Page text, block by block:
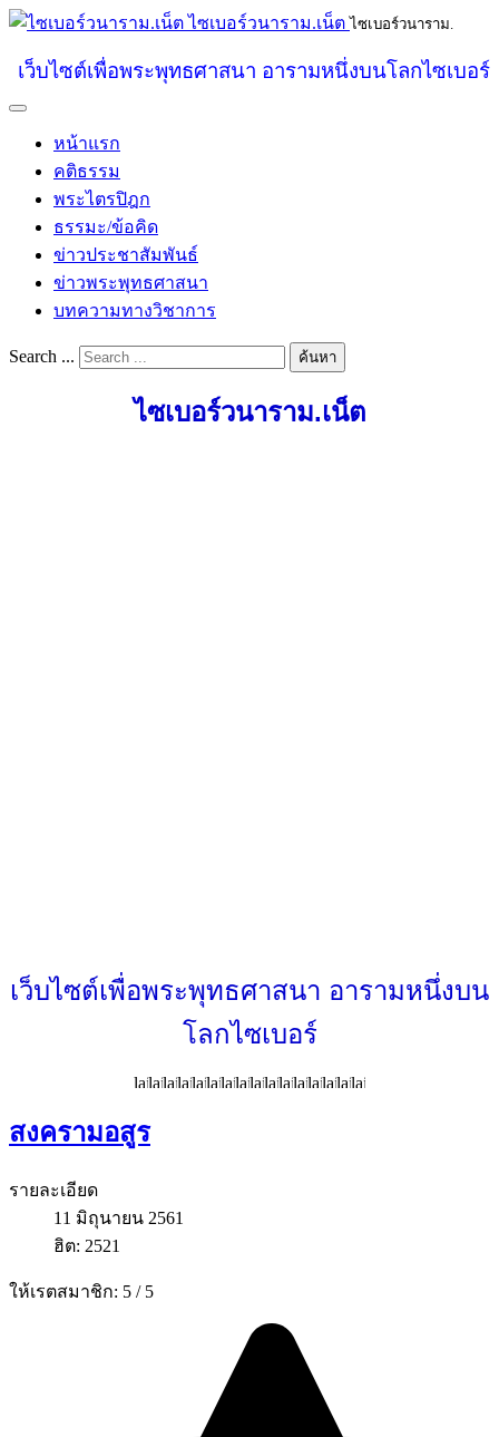
ไซเบอร์วนาราม.เน็ต ไซเบอร์วนาราม.
เว็บไซต์เพื่อพระพุทธศาสนา อารามหนึ่งบนโลกไซเบอร์
หน้าแรก
คติธรรม
พระไตรปิฎก
ธรรมะ/ข้อคิด
ข่าวประชาสัมพันธ์
ข่าวพระพุทธศาสนา
บทความทางวิชาการ
Search ... ค้นหา
ไซเบอร์วนาราม.เน็ต
เว็บไซต์เพื่อพระพุทธศาสนา อารามหนึ่งบน
โลกไซเบอร์
สงครามอสูร
รายละเอียด
11 มิถุนายน 2561
ฮิต: 2521
ให้เรตสมาชิก: 5 / 5